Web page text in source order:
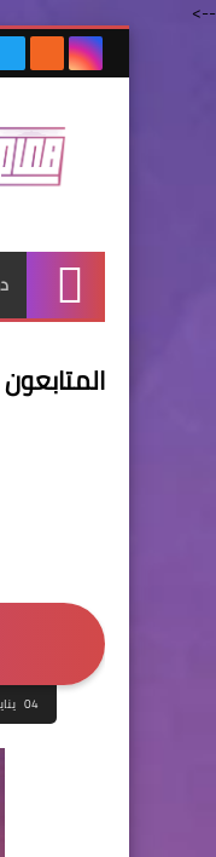
-->
المتابعون
04 يناير 2022